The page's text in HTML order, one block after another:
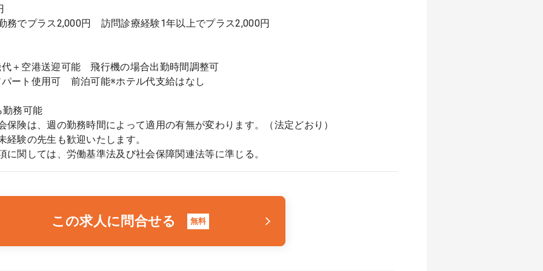
務でプラス2,000円 訪問診療経験1年以上でプラス2,000円
＋空港送迎可能 飛行機の場合出勤時間調整可
ート使用可 前泊可能※ホテル代支給はなし
勤務可能
保険は、週の勤務時間によって適用の有無が変わります。（法定どおり）
経験の先生も歓迎いたします。
に関しては、労働基準法及び社会保障関連法等に準じる。
この求人に問合せる 無料